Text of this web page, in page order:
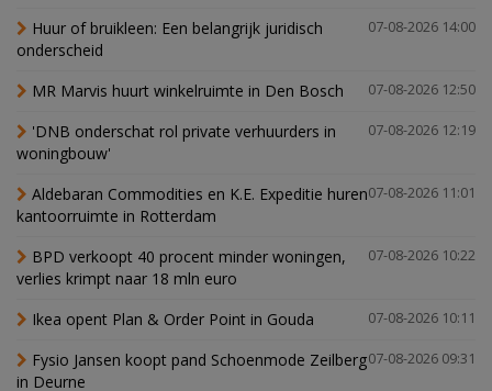
07-08-2026 14:00
Huur of bruikleen: Een belangrijk juridisch
onderscheid
07-08-2026 12:50
MR Marvis huurt winkelruimte in Den Bosch
07-08-2026 12:19
'DNB onderschat rol private verhuurders in
woningbouw'
07-08-2026 11:01
Aldebaran Commodities en K.E. Expeditie huren
kantoorruimte in Rotterdam
07-08-2026 10:22
BPD verkoopt 40 procent minder woningen,
verlies krimpt naar 18 mln euro
07-08-2026 10:11
Ikea opent Plan & Order Point in Gouda
07-08-2026 09:31
Fysio Jansen koopt pand Schoenmode Zeilberg
in Deurne